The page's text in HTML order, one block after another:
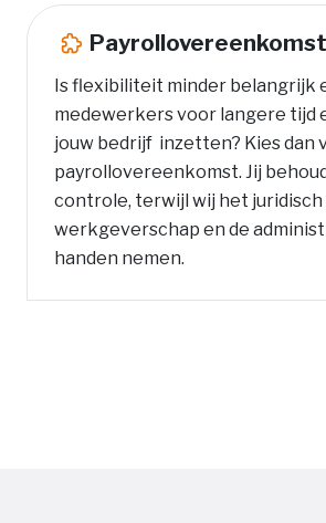
Payrollovereenkomst
Is flexibiliteit minder belangrijk
medewerkers voor langere tijd
jouw bedrijf inzetten? Kies dan
payrollovereenkomst. Jij
controle, terwijl wij het juridisch
werkgeverschap en de
handen nemen.